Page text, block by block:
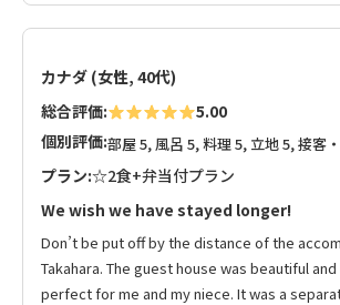
カナダ (女性, 40代)
総合評価:
5.00
個別評価:部屋 5, 風呂 5, 料理 5, 立地 5, 接客
プラン:☆2食+弁当付プラン
We wish we have stayed longer!
Don’t be put off by the distance of the
Takahara. The guest house was beautiful
perfect for me and my niece. It was a